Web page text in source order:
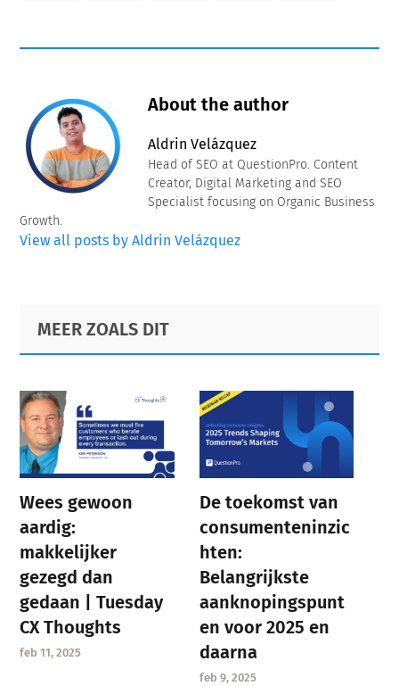
About the author
Aldrin Velázquez
Head of SEO at QuestionPro. Content
Creator, Digital Marketing and SEO
Specialist focusing on Organic Business
Growth.
View all posts by Aldrin Velázquez
Primary
Sidebar
Footer
MEER ZOALS DIT
Wees gewoon
aardig:
makkelijker
gezegd dan
gedaan | Tuesday
CX Thoughts
feb 11, 2025
De toekomst van
consumenteninzic
hten:
Belangrijkste
aanknopingspunt
en voor 2025 en
daarna
feb 9, 2025